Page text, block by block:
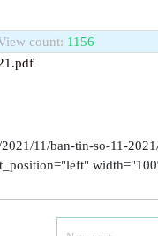
count: 1156
11/ban-tin-so-11-